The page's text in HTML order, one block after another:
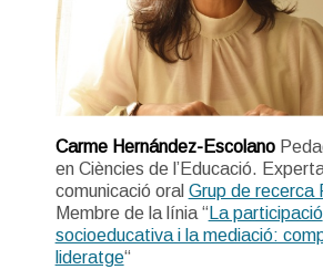
Carme Hernández-Escolano
en Ciències de l’Educació.
comunicació oral Grup de recerca
Membre de la línia “La participació
socioeducativa i la mediació:
lideratge“